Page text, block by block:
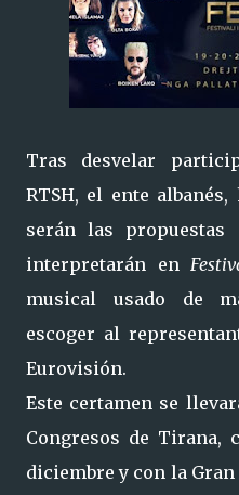
Tras desvelar
RTSH, el ente
serán las propuestas
interpretarán en
musical usado de
escoger al
Eurovisión.
Este certamen se
Congresos de Tirana,
diciembre y con la